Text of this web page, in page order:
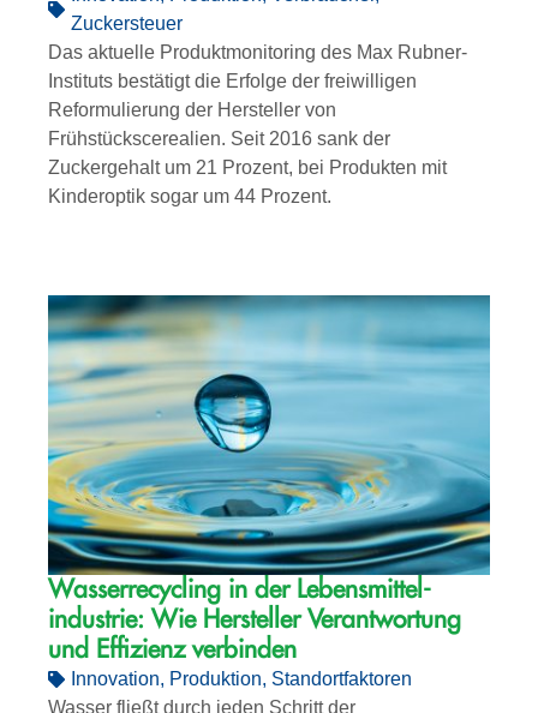
Zuckersteuer
Das aktuelle Produktmonitoring des Max Rubner-
Instituts bestätigt die Erfolge der freiwilligen
Reformulierung der Hersteller von
Frühstückscerealien. Seit 2016 sank der
Zuckergehalt um 21 Prozent, bei Produkten mit
Kinderoptik sogar um 44 Prozent.
Wasserrecycling in der Lebensmittel­­
industrie: Wie Hersteller Verantwortung
und Effizienz verbinden
Innovation, Produktion, Standortfaktoren
Wasser fließt durch jeden Schritt der